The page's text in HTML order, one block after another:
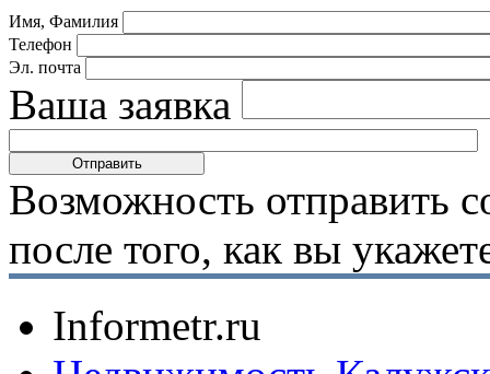
Имя, Фамилия
Телефон
Эл. почта
Ваша заявка
Возможность отправить
после того, как вы
Informetr.ru